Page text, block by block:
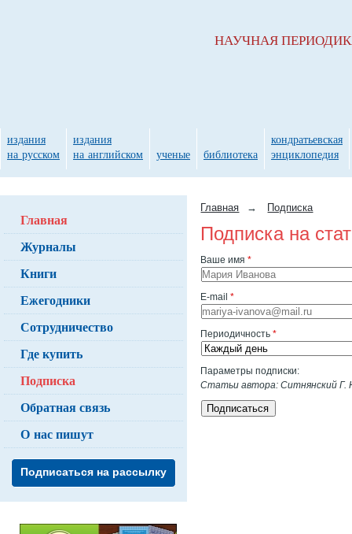
Главная → Подписка
Подписка на
Ваше имя*
E-mail*
Периодичность*
Параметры подписки:
Статьи автора: Ситнянский Г.
Подписаться
Главная
Журналы
Книги
Ежегодники
Сотрудничество
Где купить
Подписка
Обратная связь
О нас пишут
Подписаться на рассылку
НАУЧНАЯ
издания
на русском
издания
на английском
ученые библиотека
кондратьевская
энциклопедия